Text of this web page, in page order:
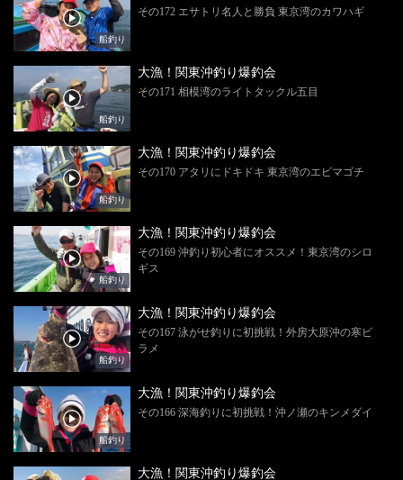
船釣り
その172 エサトリ名人と勝負 東京湾のカワハギ
船釣り
大漁！関東沖釣り爆釣会
その171 相模湾のライトタックル五目
船釣り
大漁！関東沖釣り爆釣会
その170 アタリにドキドキ 東京湾のエビマゴチ
船釣り
大漁！関東沖釣り爆釣会
その169 沖釣り初心者にオススメ！東京湾のシロ
ギス
船釣り
大漁！関東沖釣り爆釣会
その167 泳がせ釣りに初挑戦！外房大原沖の寒ビ
ラメ
船釣り
大漁！関東沖釣り爆釣会
その166 深海釣りに初挑戦！沖ノ瀬のキンメダイ
大漁！関東沖釣り爆釣会